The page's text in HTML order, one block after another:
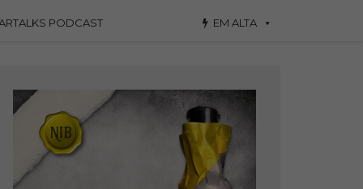
PODCAST EM ALTA